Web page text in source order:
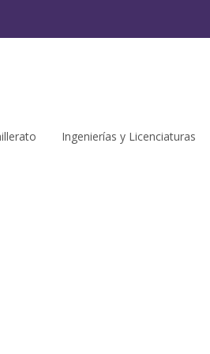
Ingenierías y Licenciaturas
en el curso para ver este contenido!